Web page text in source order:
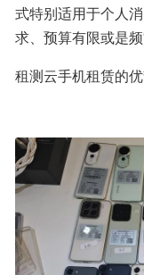
式特别适用于个人
求、预算有限或是
租测云手机租赁的